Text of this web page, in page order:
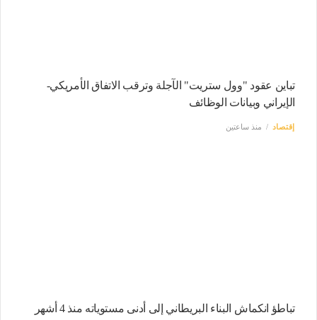
تباين عقود "وول ستريت" الآجلة وترقب الاتفاق الأمريكي-
الإيراني وبيانات الوظائف
إقتصاد منذ ساعتين
تباطؤ انكماش البناء البريطاني إلى أدنى مستوياته منذ 4 أشهر